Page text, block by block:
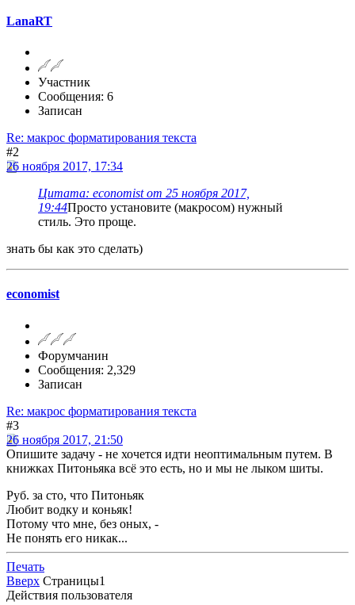
LanaRT
Участник
Сообщения: 6
Записан
Re: макрос форматирования текста
#2
26 ноября 2017, 17:34
Цитата: economist от 25 ноября 2017,
19:44Просто установите (макросом) нужный
стиль. Это проще.
знать бы как это сделать)
economist
Форумчанин
Сообщения: 2,329
Записан
Re: макрос форматирования текста
#3
26 ноября 2017, 21:50
Опишите задачу - не хочется идти неоптимальным путем. В
книжках Питоньяка всё это есть, но и мы не лыком шиты.
Руб. за сто, что Питоньяк
Любит водку и коньяк!
Потому что мне, без оных, -
Не понять его никак...
Печать
Вверх Страницы1
Действия пользователя